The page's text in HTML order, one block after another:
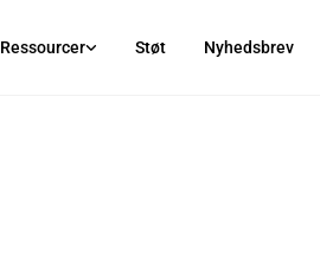
Ressourcer Støt Nyhedsbrev